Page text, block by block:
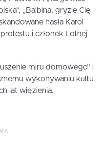
„Balbina, gryzie Cię
hasła Karol
i członek Lotnej
miru domowego” i
wykonywaniu kultu
lat więzienia.